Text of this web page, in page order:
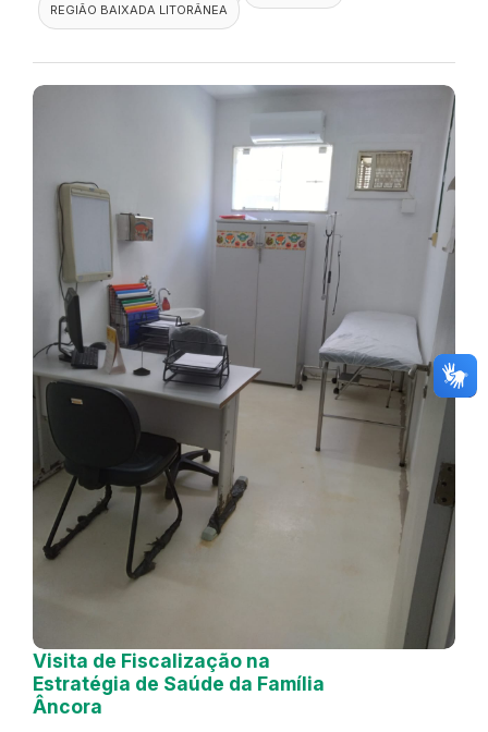
REGIÃO BAIXADA LITORÂNEA
Visita de Fiscalização na
Estratégia de Saúde da Família
Âncora